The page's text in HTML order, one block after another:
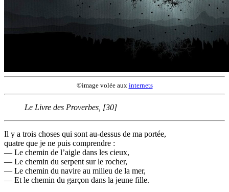
©image volée aux internets
Le Livre des Proverbes, [30]
Il y a trois choses qui sont au-dessus de ma portée,
quatre que je ne puis comprendre :
— Le chemin de l’aigle dans les cieux,
— Le chemin du serpent sur le rocher,
— Le chemin du navire au milieu de la mer,
— Et le chemin du garçon dans la jeune fille.